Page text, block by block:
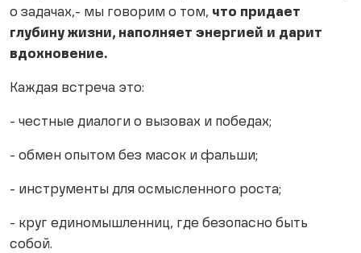
о задачах,- мы говорим о том, что придает
глубину жизни, наполняет энергией и дарит
вдохновение.
Каждая встреча это:
- честные диалоги о вызовах и победах;
- обмен опытом без масок и фальши;
- инструменты для осмысленного роста;
- круг единомышленниц, где безопасно быть
собой.